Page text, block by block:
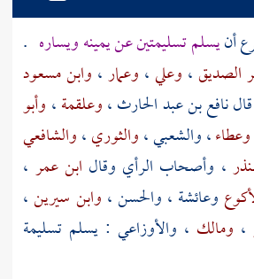
يسلم تسليمتين عن يمينه ويساره .
الصديق، وعلي، وعمار، وابن مسعود
نافع بن عبد الحارث،وعلقمة، وأبو
وعطاء،والشعبي،والثوري،والشافعي
، وأصحاب الرأي وقال ابن عمر ،
وعائشة ، والحسن، وابن سيرين،
، ومالك ، والأوزاعي : يسلم تسليمة